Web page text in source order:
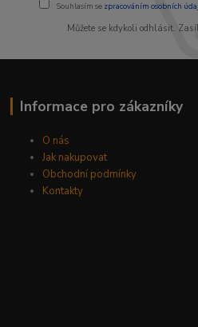
Souhlasím se zpracováním osobních
Můžete se kdykoli odhlásit.
Informace pro zákazníky
O nás
Jak nakupovat
Obchodní podmínky
Kontakty